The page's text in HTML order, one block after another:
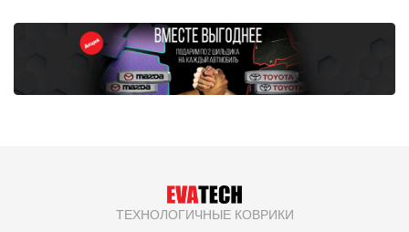
ТЕХНОЛОГИЧНЫЕ КОВРИКИ